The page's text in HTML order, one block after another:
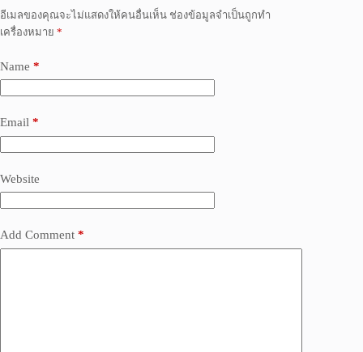
อีเมลของคุณจะไม่แสดงให้คนอื่นเห็น ช่องข้อมูลจำเป็นถูกทำ
เครื่องหมาย *
Name *
Email *
Website
Add Comment *